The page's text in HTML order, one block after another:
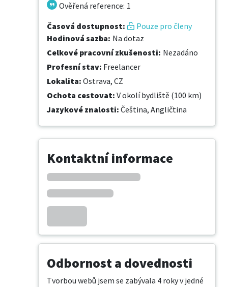
Ověřená reference: 1
Časová dostupnost:
Pouze pro členy
Hodinová sazba: Na dotaz
Celkové pracovní zkušenosti: Nezadáno
Profesní stav: Freelancer
Lokalita: Ostrava, CZ
Ochota cestovat: V okolí bydliště (100 km)
Jazykové znalosti: Čeština, Angličtina
Kontaktní informace
Odbornost a dovednosti
Tvorbou webů jsem se zabývala 4 roky v jedné